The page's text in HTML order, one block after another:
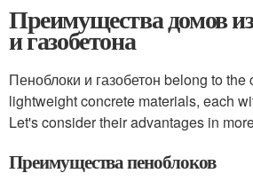
Преимущества домов
и газобетона
Пеноблоки и газобетон belong to the
lightweight concrete materials, each
Let's consider their advantages in
Преимущества пеноблоков